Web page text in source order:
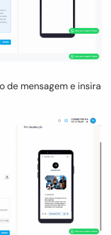
de mensagem e insira